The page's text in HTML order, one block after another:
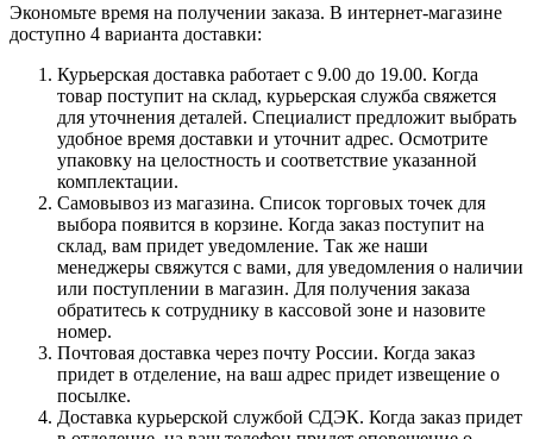
Экономьте время на получении заказа. В интернет-магазине
доступно 4 варианта доставки:
Курьерская доставка работает с 9.00 до 19.00. Когда
товар поступит на склад, курьерская служба свяжется
для уточнения деталей. Специалист предложит выбрать
удобное время доставки и уточнит адрес. Осмотрите
упаковку на целостность и соответствие указанной
комплектации.
Самовывоз из магазина. Список торговых точек для
выбора появится в корзине. Когда заказ поступит на
склад, вам придет уведомление. Так же наши
менеджеры свяжутся с вами, для уведомления о наличии
или поступлении в магазин. Для получения заказа
обратитесь к сотруднику в кассовой зоне и назовите
номер.
Почтовая доставка через почту России. Когда заказ
придет в отделение, на ваш адрес придет извещение о
посылке.
Доставка курьерской службой СДЭК. Когда заказ придет